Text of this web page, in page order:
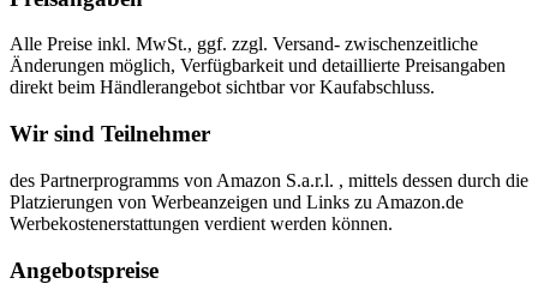
Alle Preise inkl. MwSt., ggf. zzgl. Versand- zwischenzeitliche
Änderungen möglich, Verfügbarkeit und detaillierte Preisangaben
direkt beim Händlerangebot sichtbar vor Kaufabschluss.
Wir sind Teilnehmer
des Partnerprogramms von Amazon S.a.r.l. , mittels dessen durch die
Platzierungen von Werbeanzeigen und Links zu Amazon.de
Werbekostenerstattungen verdient werden können.
Angebotspreise